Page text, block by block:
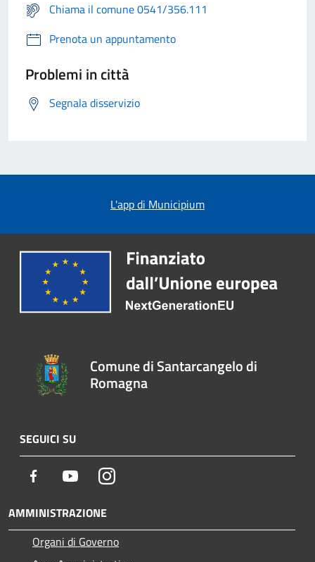
Chiama il comune 0541/356.111
Prenota un appuntamento
Problemi in città
Segnala disservizio
L'app di Municipium
Comune di Santarcangelo di
Romagna
SEGUICI SU
Facebook YoutubeInstagram
AMMINISTRAZIONE
Organi di Governo